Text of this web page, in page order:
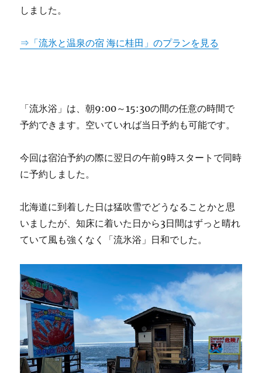
しました。
⇒「流氷と温泉の宿 海に桂田」のプランを見る
「流氷浴」は、朝9:00～15:30の間の任意の時間で
予約できます。空いていれば当日予約も可能です。
今回は宿泊予約の際に翌日の午前9時スタートで同時
に予約しました。
北海道に到着した日は猛吹雪でどうなることかと思
いましたが、知床に着いた日から3日間はずっと晴れ
ていて風も強くなく「流氷浴」日和でした。